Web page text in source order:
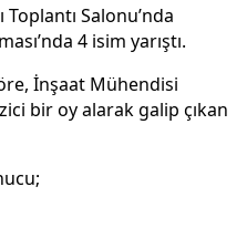
Salonu’nda
4 isim yarıştı.
İnşaat Mühendisi
bir oy alarak galip çıkan